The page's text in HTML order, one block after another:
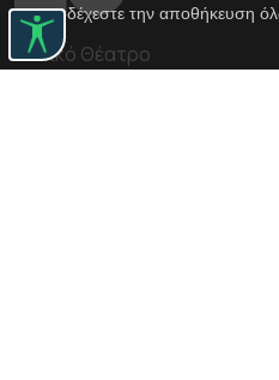
αποδέχεστε την αποθήκευση
Εθνικό Θέατρο